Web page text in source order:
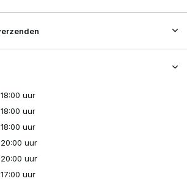
uur
uur
uur
uur
uur
uur